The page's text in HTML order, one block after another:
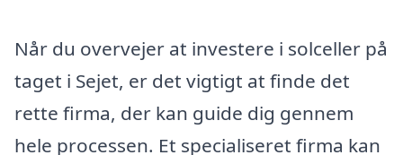
Når du overvejer at investere i solceller på
taget i Sejet, er det vigtigt at finde det
rette firma, der kan guide dig gennem
hele processen. Et specialiseret firma kan